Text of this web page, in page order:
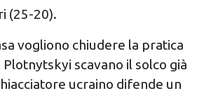
(25-20).
vogliono chiudere la pratica
Plotnytskyi scavano il solco già
ucraino difende un